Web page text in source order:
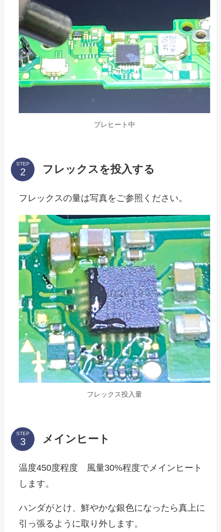
プレヒート中
STEP フレックスを投入する
フレックスの量は写真をご参照ください。
フレックス投入量
STEP メインヒート
温度450度程度 風量30%程度でメインヒート
します。
ハンダがとけ、鮮やかな銀色になったら真上に
引っ張るように取り外します。